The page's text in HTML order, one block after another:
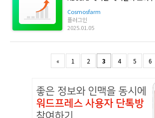
Cosmosfarm
플러그인
2025.01.05
« 1 2 3 4 5 6